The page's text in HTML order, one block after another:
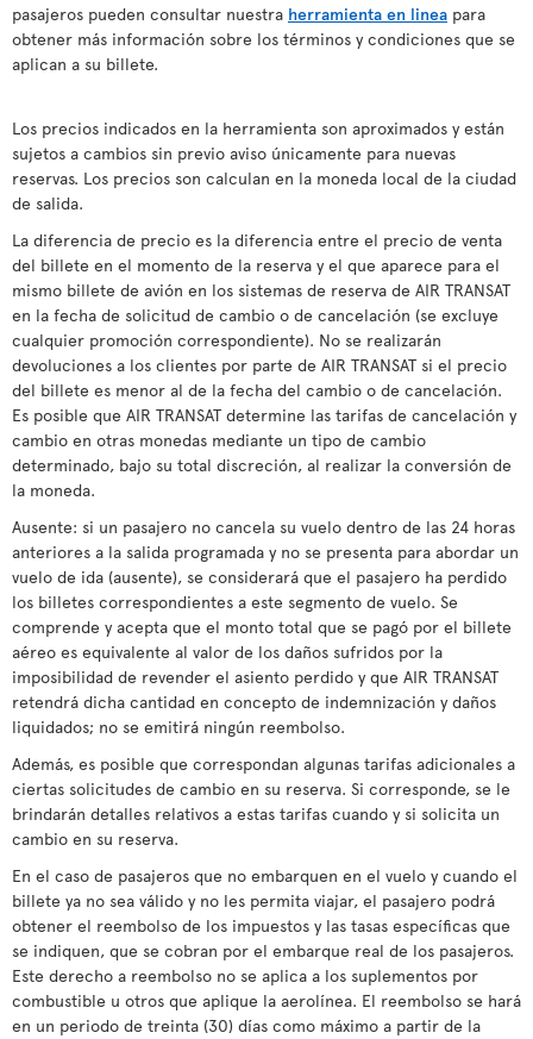
pasajeros pueden consultar nuestra herramienta en linea para
obtener más información sobre los términos y condiciones que se
aplican a su billete.
Los precios indicados en la herramienta son aproximados y están
sujetos a cambios sin previo aviso únicamente para nuevas
reservas. Los precios son calculan en la moneda local de la ciudad
de salida.
La diferencia de precio es la diferencia entre el precio de venta
del billete en el momento de la reserva y el que aparece para el
mismo billete de avión en los sistemas de reserva de AIR TRANSAT
en la fecha de solicitud de cambio o de cancelación (se excluye
cualquier promoción correspondiente). No se realizarán
devoluciones a los clientes por parte de AIR TRANSAT si el precio
del billete es menor al de la fecha del cambio o de cancelación.
Es posible que AIR TRANSAT determine las tarifas de cancelación y
cambio en otras monedas mediante un tipo de cambio
determinado, bajo su total discreción, al realizar la conversión de
la moneda.
Ausente: si un pasajero no cancela su vuelo dentro de las 24 horas
anteriores a la salida programada y no se presenta para abordar un
vuelo de ida (ausente), se considerará que el pasajero ha perdido
los billetes correspondientes a este segmento de vuelo. Se
comprende y acepta que el monto total que se pagó por el billete
aéreo es equivalente al valor de los daños sufridos por la
imposibilidad de revender el asiento perdido y que AIR TRANSAT
retendrá dicha cantidad en concepto de indemnización y daños
liquidados; no se emitirá ningún reembolso.
Además, es posible que correspondan algunas tarifas adicionales a
ciertas solicitudes de cambio en su reserva. Si corresponde, se le
brindarán detalles relativos a estas tarifas cuando y si solicita un
cambio en su reserva.
En el caso de pasajeros que no embarquen en el vuelo y cuando el
billete ya no sea válido y no les permita viajar, el pasajero podrá
obtener el reembolso de los impuestos y las tasas específicas que
se indiquen, que se cobran por el embarque real de los pasajeros.
Este derecho a reembolso no se aplica a los suplementos por
combustible u otros que aplique la aerolínea. El reembolso se hará
en un periodo de treinta (30) días como máximo a partir de la